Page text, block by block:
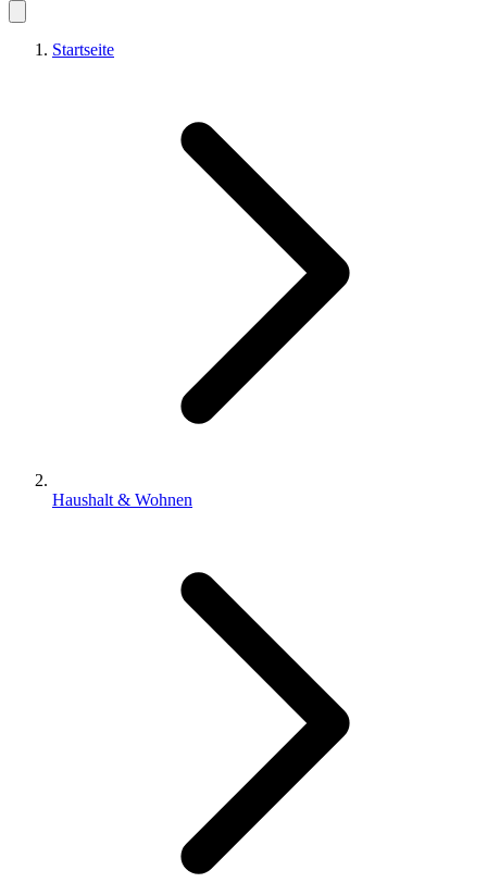
Startseite
Haushalt & Wohnen